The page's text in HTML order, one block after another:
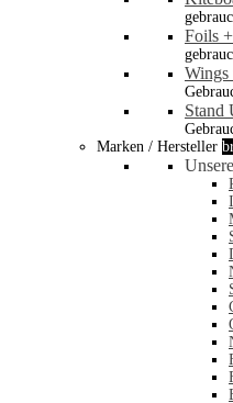
Foils
Wings
Stand
Marken / Hersteller